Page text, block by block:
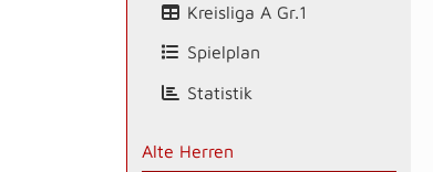
Kreisliga A Gr.1
Spielplan
Statistik
Alte Herren